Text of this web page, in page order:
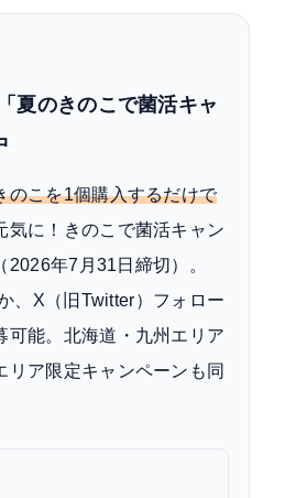
夏のきのこで菌活キャ
のこを1個購入するだけで
気に！きのこで菌活キャン
年7月31日締切）。
、X（旧Twitter）フォロー
可能。北海道・九州エリア
リア限定キャンペーンも同